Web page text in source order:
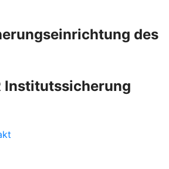
des
Institutssicherung